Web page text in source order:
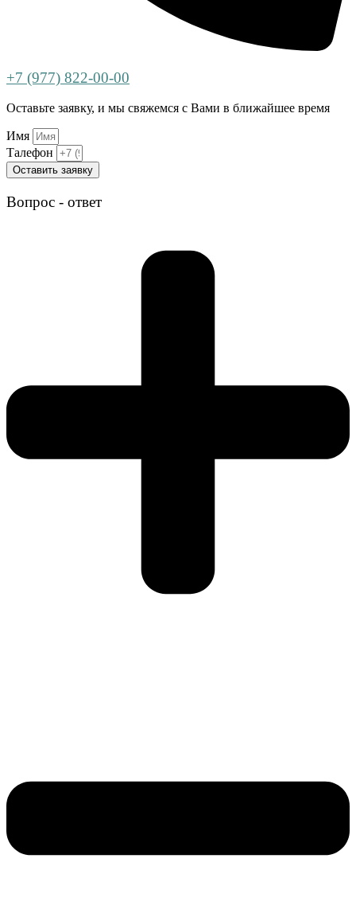
+7 (977) 822-00-00
Оставьте заявку, и мы свяжемся с Вами в ближайшее время
Имя
Талефон
Оставить заявку
Вопрос - ответ